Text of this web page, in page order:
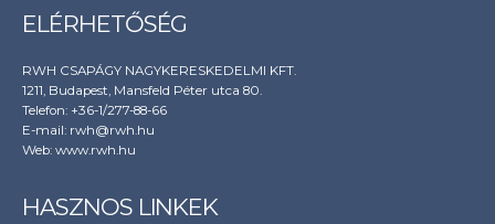
ELÉRHETŐSÉG
RWH CSAPÁGY NAGYKERESKEDELMI KFT.
1211, Budapest, Mansfeld Péter utca 80.
Telefon: +36-1/277-88-66
E-mail: rwh@rwh.hu
Web: www.rwh.hu
HASZNOS LINKEK